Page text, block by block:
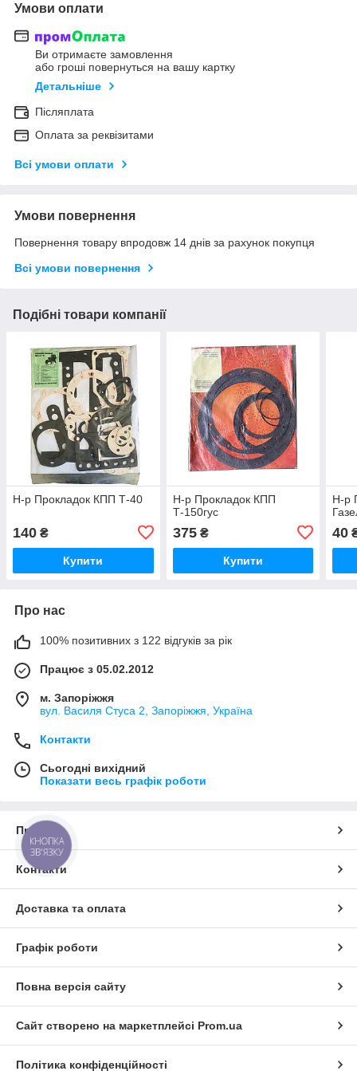
Умови оплати
Ви отримаєте замовлення
або гроші повернуться на вашу картку
Детальніше
Післяплата
Оплата за реквізитами
Всі умови оплати
Умови повернення
Повернення товару впродовж 14 днів за рахунок покупця
Всі умови повернення
Подібні товари компанії
Н-р Прокладок КПП Т-40
140 ₴
Купити
Н-р Прокладок КПП
Т-150гус
375₴
Купити
Н-р
40
Про нас
100% позитивних з 122 відгуків за рік
Працює з 05.02.2012
м. Запоріжжя
вул. Василя Стуса 2, Запоріжжя, Україна
Контакти
Сьогодні вихідний
Показати весь графік роботи
Про нас
Контакти
Доставка та оплата
Графік роботи
Повна версія сайту
Сайт створено на маркетплейсі Prom.ua
Політика конфіденційності
КНОПКА
ЗВ'ЯЗКУ